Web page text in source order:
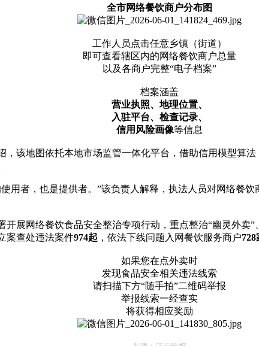
全市网络餐饮商户分布图
工作人员点击任意乡镇（街道）
即可查看辖区内的网络餐饮商户总量
以及各商户完整“电子档案”
档案涵盖
营业执照、地理位置、
入驻平台、 检查记录、
信用风险画像等信息
该地图依托本地市场监管一体化平台，借助信用模型算
用者，也是提供者。”该负责人解释，执法人员对网络餐
展网络餐饮食品安全整治专项行动，重点整治“幽灵外卖
案查处违法案件974起 ，依法下线问题入网餐饮服务商户728
如果您在点外卖时
发现食品安全相关违法线索
请扫描下方“随手拍”二维码举报
举报线索一经查实
将获得相应奖励